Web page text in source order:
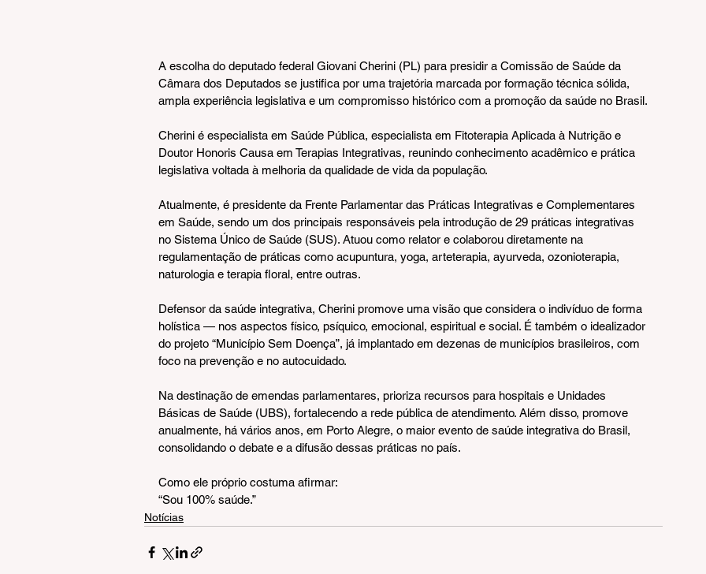
A escolha do deputado federal Giovani Cherini (PL) para presidir a Comissão de Saúde da
Câmara dos Deputados se justifica por uma trajetória marcada por formação técnica sólida,
ampla experiência legislativa e um compromisso histórico com a promoção da saúde no Brasil.
Cherini é especialista em Saúde Pública, especialista em Fitoterapia Aplicada à Nutrição e
Doutor Honoris Causa em Terapias Integrativas, reunindo conhecimento acadêmico e prática
legislativa voltada à melhoria da qualidade de vida da população.
Atualmente, é presidente da Frente Parlamentar das Práticas Integrativas e Complementares
em Saúde, sendo um dos principais responsáveis pela introdução de 29 práticas integrativas
no Sistema Único de Saúde (SUS). Atuou como relator e colaborou diretamente na
regulamentação de práticas como acupuntura, yoga, arteterapia, ayurveda, ozonioterapia,
naturologia e terapia floral, entre outras.
Defensor da saúde integrativa, Cherini promove uma visão que considera o indivíduo de forma
holística — nos aspectos físico, psíquico, emocional, espiritual e social. É também o idealizador
do projeto “Município Sem Doença”, já implantado em dezenas de municípios brasileiros, com
foco na prevenção e no autocuidado.
Na destinação de emendas parlamentares, prioriza recursos para hospitais e Unidades
Básicas de Saúde (UBS), fortalecendo a rede pública de atendimento. Além disso, promove
anualmente, há vários anos, em Porto Alegre, o maior evento de saúde integrativa do Brasil,
consolidando o debate e a difusão dessas práticas no país.
Como ele próprio costuma afirmar:
“Sou 100% saúde.”
Notícias